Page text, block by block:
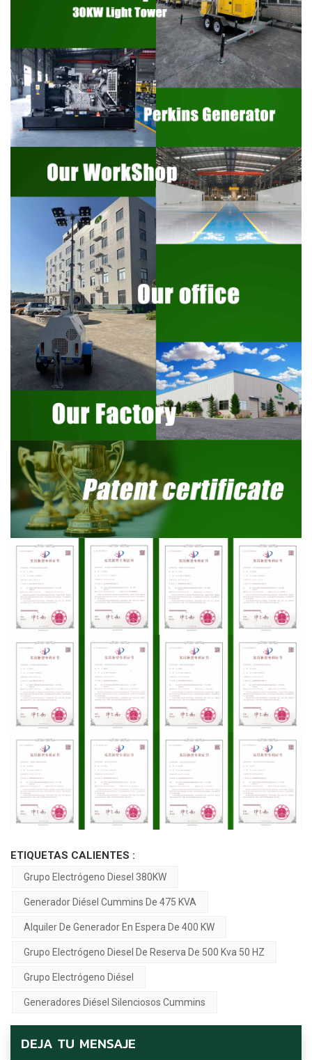
ETIQUETAS CALIENTES :
Grupo Electrógeno Diesel 380KW
Generador Diésel Cummins De 475 KVA
Alquiler De Generador En Espera De 400 KW
Grupo Electrógeno Diesel De Reserva De 500 Kva 50 HZ
Grupo Electrógeno Diésel
Generadores Diésel Silenciosos Cummins
DEJA TU MENSAJE